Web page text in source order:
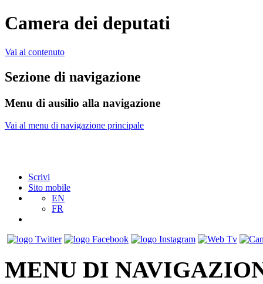
Camera dei deputati
Vai al contenuto
Sezione di navigazione
Menu di ausilio alla navigazione
Vai al menu di navigazione principale
Scrivi
Sito mobile
EN
FR
MENU DI